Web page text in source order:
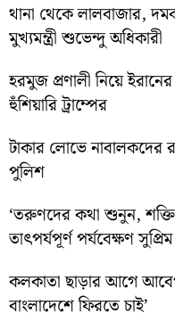
থানা থেকে লালবাজার,
মুখ্যমন্ত্রী শুভেন্দু অধিকারী
হরমুজ প্রণালী নিয়ে
হুঁশিয়ারি ট্রাম্পের
টাকার লোভে নাবালকদের
পুলিশ
‘তরুণদের কথা শুনুন, শক্তি
তাৎপর্যপূর্ণ পর্যবেক্ষণ
কলকাতা ছাড়ার আগে
বাংলাদেশে ফিরতে চাই’